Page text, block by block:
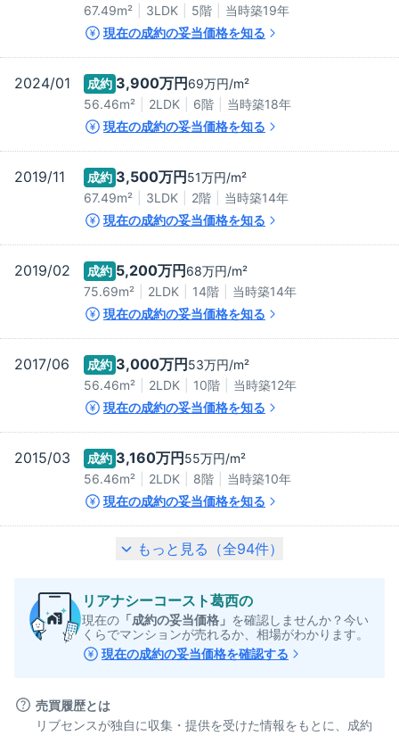
67.49m²
3LDK 5階 当時築19年
現在の成約の妥当価格を知る
2024/01 成約 3,900万円 69万円/m²
56.46m²
2LDK 6階 当時築18年
現在の成約の妥当価格を知る
2019/11 成約 3,500万円 51万円/m²
67.49m²
3LDK 2階 当時築14年
現在の成約の妥当価格を知る
2019/02 成約 5,200万円 68万円/m²
75.69m²
2LDK 14階 当時築14年
現在の成約の妥当価格を知る
2017/06 成約 3,000万円 53万円/m²
56.46m²
2LDK 10階 当時築12年
現在の成約の妥当価格を知る
2015/03 成約 3,160万円 55万円/m²
56.46m²
2LDK 8階 当時築10年
現在の成約の妥当価格を知る
もっと見る（全94件）
リアナシーコースト葛西の
現在の 「成約の妥当価格」 を確認しませんか？今い
くらでマンションが売れるか、相場がわかります。
現在の成約の妥当価格を確認する
売買履歴とは
リブセンスが独自に収集・提供を受けた情報をもとに、成約